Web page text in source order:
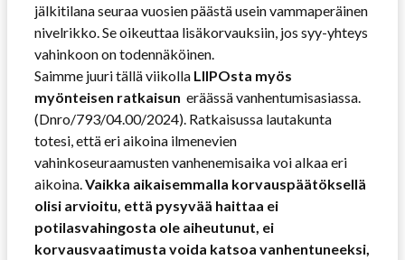
jälkitilana seuraa vuosien päästä usein vammaperäinen
nivelrikko. Se oikeuttaa lisäkorvauksiin, jos syy-yhteys
vahinkoon on todennäköinen.
Saimme juuri tällä viikolla LIIPOsta myös
myönteisen ratkaisun eräässä vanhentumisasiassa.
(Dnro/793/04.00/2024). Ratkaisussa lautakunta
totesi, että eri aikoina ilmenevien
vahinkoseuraamusten vanhenemisaika voi alkaa eri
aikoina.Vaikka aikaisemmalla korvauspäätöksellä
olisi arvioitu, että pysyvää haittaa ei
potilasvahingosta ole aiheutunut, ei
korvausvaatimusta voida katsoa vanhentuneeksi,